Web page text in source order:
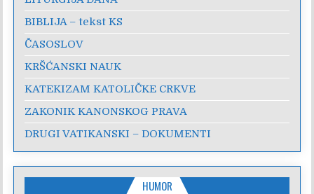
BIBLIJA – tekst KS
ČASOSLOV
KRŠĆANSKI NAUK
KATEKIZAM KATOLIČKE CRKVE
ZAKONIK KANONSKOG PRAVA
DRUGI VATIKANSKI – DOKUMENTI
HUMOR